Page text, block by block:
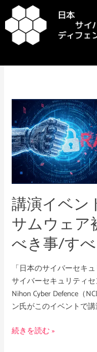
容
を
ッ
講演イベ
サムウェア
べき事/す
「日本のサイバーセキ
サイバーセキュリティ
Nihon Cyber Defence（
ン氏がこのイベントで講
演
イ
ベ
ン
ト
ご
案
内
「ラ
ン
サ
ウ
ェ
ア
被
へ
続きを読む »